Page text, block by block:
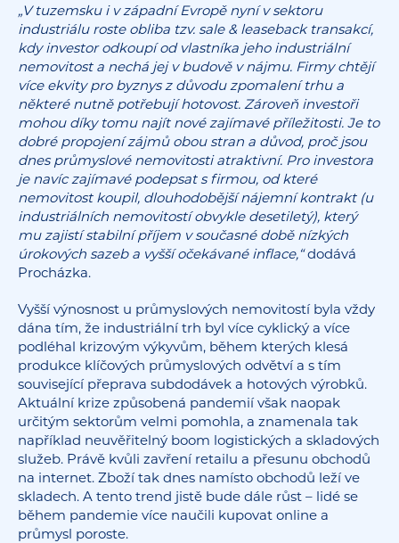
„V tuzemsku i v západní Evropě nyní v sektoru
industriálu roste obliba tzv. sale & leaseback transakcí,
kdy investor odkoupí od vlastníka jeho industriální
nemovitost a nechá jej v budově v nájmu. Firmy chtějí
více ekvity pro byznys z důvodu zpomalení trhu a
některé nutně potřebují hotovost. Zároveň investoři
mohou díky tomu najít nové zajímavé příležitosti. Je to
dobré propojení zájmů obou stran a důvod, proč jsou
dnes průmyslové nemovitosti atraktivní. Pro investora
je navíc zajímavé podepsat s firmou, od které
nemovitost koupil, dlouhodobější nájemní kontrakt (u
industriálních nemovitostí obvykle desetiletý), který
mu zajistí stabilní příjem v současné době nízkých
úrokových sazeb a vyšší očekávané inflace,“dodává
Procházka.
Vyšší výnosnost u průmyslových nemovitostí byla vždy
dána tím, že industriální trh byl více cyklický a více
podléhal krizovým výkyvům, během kterých klesá
produkce klíčových průmyslových odvětví a s tím
související přeprava subdodávek a hotových výrobků.
Aktuální krize způsobená pandemií však naopak
určitým sektorům velmi pomohla, a znamenala tak
například neuvěřitelný boom logistických a skladových
služeb. Právě kvůli zavření retailu a přesunu obchodů
na internet. Zboží tak dnes namísto obchodů leží ve
skladech. A tento trend jistě bude dále růst – lidé se
během pandemie více naučili kupovat online a
průmysl poroste.